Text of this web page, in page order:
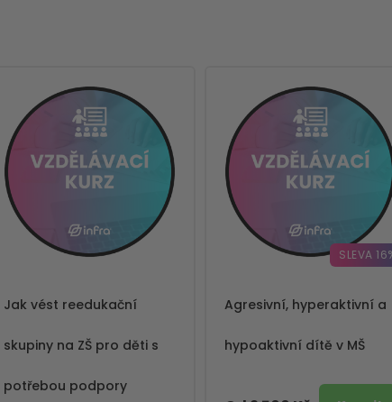
Jak vést reedukační
skupiny na ZŠ pro děti s
potřebou podpory
SLEVA
Agresivní, hyperaktivní a
hypoaktivní dítě v MŠ